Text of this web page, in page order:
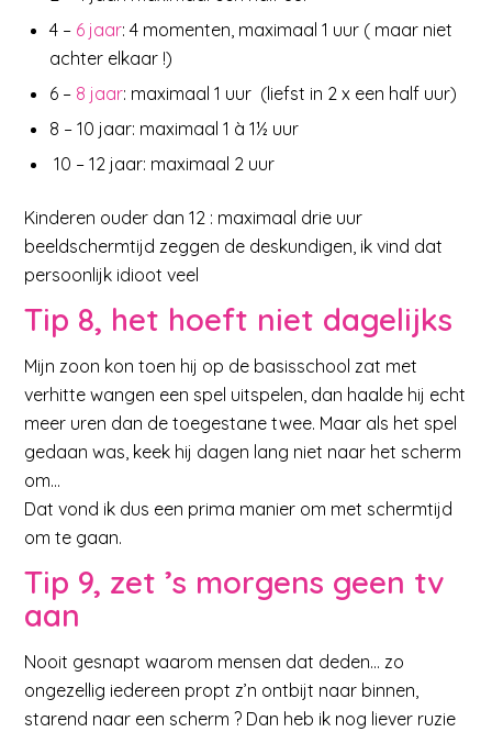
4 – 6 jaar: 4 momenten, maximaal 1 uur ( maar niet
achter elkaar !)
6 – 8 jaar: maximaal 1 uur (liefst in 2 x een half uur)
8 – 10 jaar: maximaal 1 à 1½ uur
10 – 12 jaar: maximaal 2 uur
Kinderen ouder dan 12 : maximaal drie uur
beeldschermtijd zeggen de deskundigen, ik vind dat
persoonlijk idioot veel
Tip 8, het hoeft niet dagelijks
Mijn zoon kon toen hij op de basisschool zat met
verhitte wangen een spel uitspelen, dan haalde hij echt
meer uren dan de toegestane twee. Maar als het spel
gedaan was, keek hij dagen lang niet naar het scherm
om…
Dat vond ik dus een prima manier om met schermtijd
om te gaan.
Tip 9, zet ’s morgens geen tv
aan
Nooit gesnapt waarom mensen dat deden… zo
ongezellig iedereen propt z’n ontbijt naar binnen,
starend naar een scherm ? Dan heb ik nog liever ruzie